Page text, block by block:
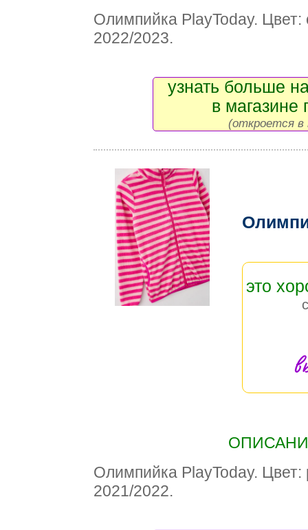
Олимпийка PlayToday.
2022/2023.
узнать больше
в магазине
(откроется в
это
Олимпийка PlayToday.
2021/2022.